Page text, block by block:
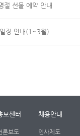
절 선물 예약 안내
정 안내(1~3월)
보센터
론보도
채용안내
인사제도